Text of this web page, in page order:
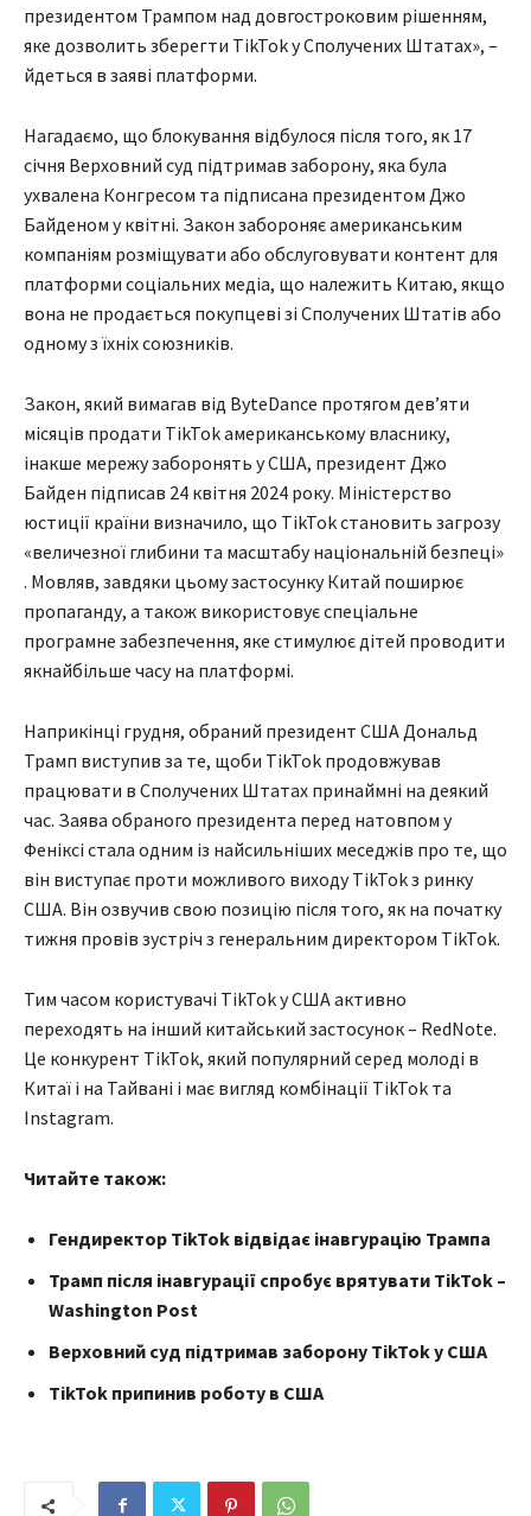
президентом Трампом над довгостроковим рішенням,
яке дозволить зберегти TikTok у Сполучених Штатах», –
йдеться в заяві платформи.
Нагадаємо, що блокування відбулося після того, як 17
січня Верховний суд підтримав заборону, яка була
ухвалена Конгресом та підписана президентом Джо
Байденом у квітні. Закон забороняє американським
компаніям розміщувати або обслуговувати контент для
платформи соціальних медіа, що належить Китаю, якщо
вона не продається покупцеві зі Сполучених Штатів або
одному з їхніх союзників.
Закон, який вимагав від ByteDance протягом девʼяти
місяців продати TikTok американському власнику,
інакше мережу заборонять у США, президент Джо
Байден підписав 24 квітня 2024 року. Міністерство
юстиції країни визначило, що TikTok становить загрозу
«величезної глибини та масштабу національній безпеці»
. Мовляв, завдяки цьому застосунку Китай поширює
пропаганду, а також використовує спеціальне
програмне забезпечення, яке стимулює дітей проводити
якнайбільше часу на платформі.
Наприкінці грудня, обраний президент США Дональд
Трамп виступив за те, щоби TikTok продовжував
працювати в Сполучених Штатах принаймні на деякий
час. Заява обраного президента перед натовпом у
Феніксі стала одним із найсильніших меседжів про те, що
він виступає проти можливого виходу TikTok з ринку
США. Він озвучив свою позицію після того, як на початку
тижня провів зустріч з генеральним директором TikTok.
Тим часом користувачі TikTok у США активно
переходять на інший китайський застосунок – RedNote.
Це конкурент TikTok, який популярний серед молоді в
Китаї і на Тайвані і має вигляд комбінації TikTok та
Instagram.
Читайте також:
Гендиректор TikTok відвідає інавгурацію Трампа
Трамп після інавгурації спробує врятувати TikTok –
Washington Post
Верховний суд підтримав заборону TikTok у США
TikTok припинив роботу в США